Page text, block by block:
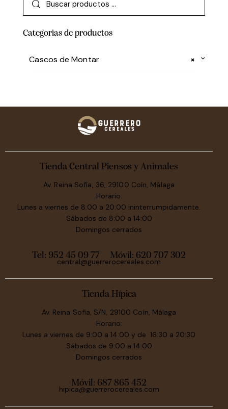
Categorias de productos
×
Cascos de Montar
Tienda Central Piensos y Animales
Av. Reina Sofía, 36, 29100 Coín, Málaga
Horario:
Lunes a viernes de 8:00 a 20:00 ininterrumpidamente.
Sábados de 8:00 a 14:00
Domingos cerrados
Tel: 952 45 09 77 Móvil: 620 707 302
central@guerrerocereales.com
Tienda Hípica
Av. Reina Sofía, S/N, 29100 Coín, Málaga
Horario:
Lunes a viernes de 9:00 a 14:00 y de 16:30 a 20:30
Sábados de 9:00 a 14:00
Domingos cerrados
Móvil: 687 865 452
hipica@guerrerocereales.com